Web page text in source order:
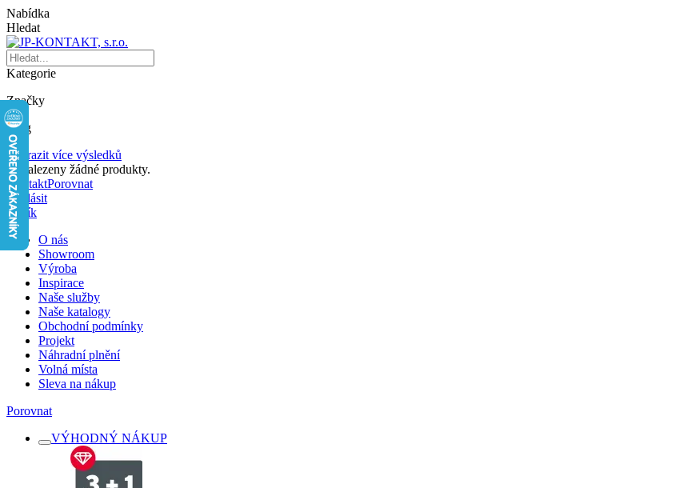
Nabídka
Hledat
Kategorie
Značky
Blog
Zobrazit více výsledků
Nenalezeny žádné produkty.
KontaktPorovnat
Přihlásit
Košík
O nás
Showroom
Výroba
Inspirace
Naše služby
Naše katalogy
Obchodní podmínky
Projekt
Náhradní plnění
Volná místa
Sleva na nákup
Porovnat
VÝHODNÝ NÁKUP